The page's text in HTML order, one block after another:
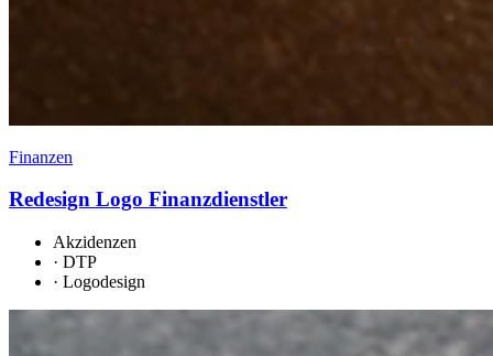
Finanzen
Redesign Logo Finanzdienstler
Akzidenzen
· DTP
· Logodesign